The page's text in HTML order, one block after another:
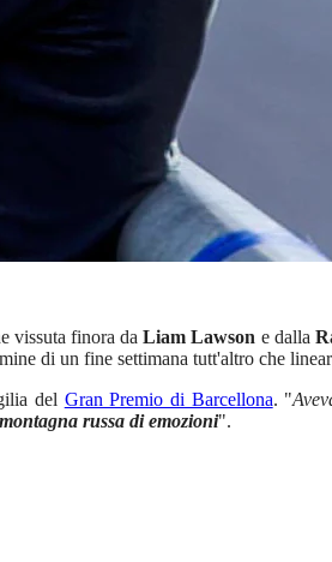
vissuta finora daLiam Lawson e dalla
di un fine settimana tutt'altro che
del Gran Premio di Barcellona. "
montagna russa di emozioni".